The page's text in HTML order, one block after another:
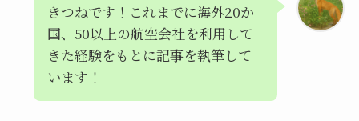
きつねです！これまでに海外20か
国、50以上の航空会社を利用して
きた経験をもとに記事を執筆して
います！